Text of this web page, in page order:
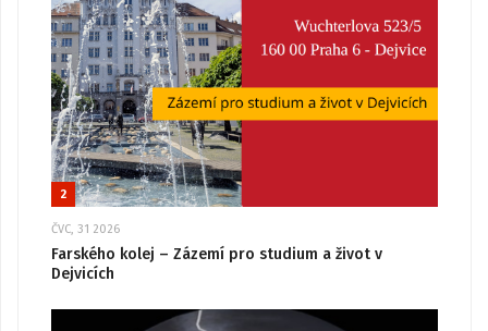
2
ČVC, 31 2026
Farského kolej – Zázemí pro studium a život v
Dejvicích